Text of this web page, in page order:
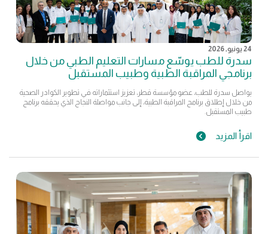
24 يونيو, 2026
سدرة للطب يوسّع مسارات التعليم الطبي من خلال
برنامجي المراقبة الطبية وطبيب المستقبل
يواصل سدرة للطب، عضو مؤسسة قطر، تعزيز استثماراته في تطوير الكوادر الصحية
من خلال إطلاق برنامج المراقبة الطبية، إلى جانب مواصلة النجاح الذي يحققه برنامج
طبيب المستقبل.
اقرأ المزيد